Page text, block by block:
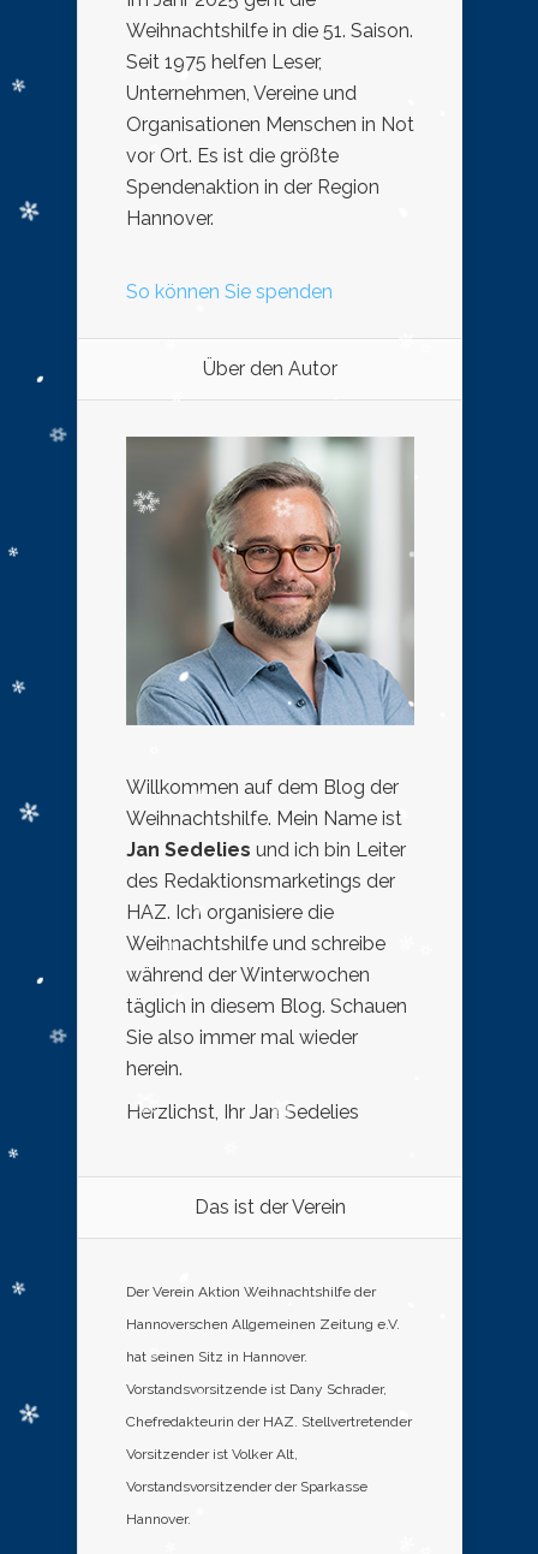
Weihnachtshilfe in die 51. Saison.
Seit 1975 helfen Leser,
Unternehmen, Vereine und
Organisationen Menschen in Not
vor Ort. Es ist die größte
Spendenaktion in der Region
Hannover.
So können Sie spenden
Über den Autor
Willkommen auf dem Blog der
Weihnachtshilfe. Mein Name ist
Jan Sedelies und ich bin Leiter
des Redaktionsmarketings der
HAZ. Ich organisiere die
Weihnachtshilfe und schreibe
während der Winterwochen
täglich in diesem Blog. Schauen
Sie also immer mal wieder
herein.
Herzlichst, Ihr Jan Sedelies
Das ist der Verein
Der Verein Aktion Weihnachtshilfe der
Hannoverschen Allgemeinen Zeitung e.V.
hat seinen Sitz in Hannover.
Vorstandsvorsitzende ist Dany Schrader,
Chefredakteurin der HAZ. Stellvertretender
Vorsitzender ist Volker Alt,
Vorstandsvorsitzender der Sparkasse
Hannover.